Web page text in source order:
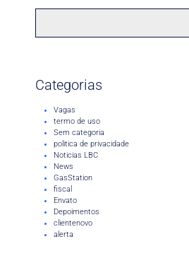
Categorias
Vagas
termo de uso
Sem categoria
politica de privacidade
Noticias LBC
News
GasStation
fiscal
Envato
Depoimentos
clientenovo
alerta